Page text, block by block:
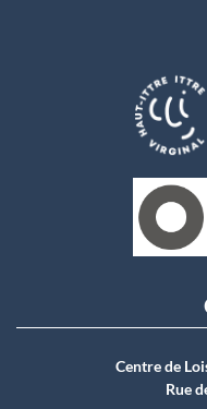
Centre de
Rue